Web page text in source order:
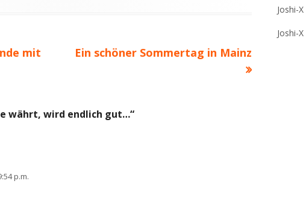
mit
Nächster
Ein schöner Sommertag in Mainz
währt, wird endlich gut…“
p.m.
Joshi-X
Joshi-X